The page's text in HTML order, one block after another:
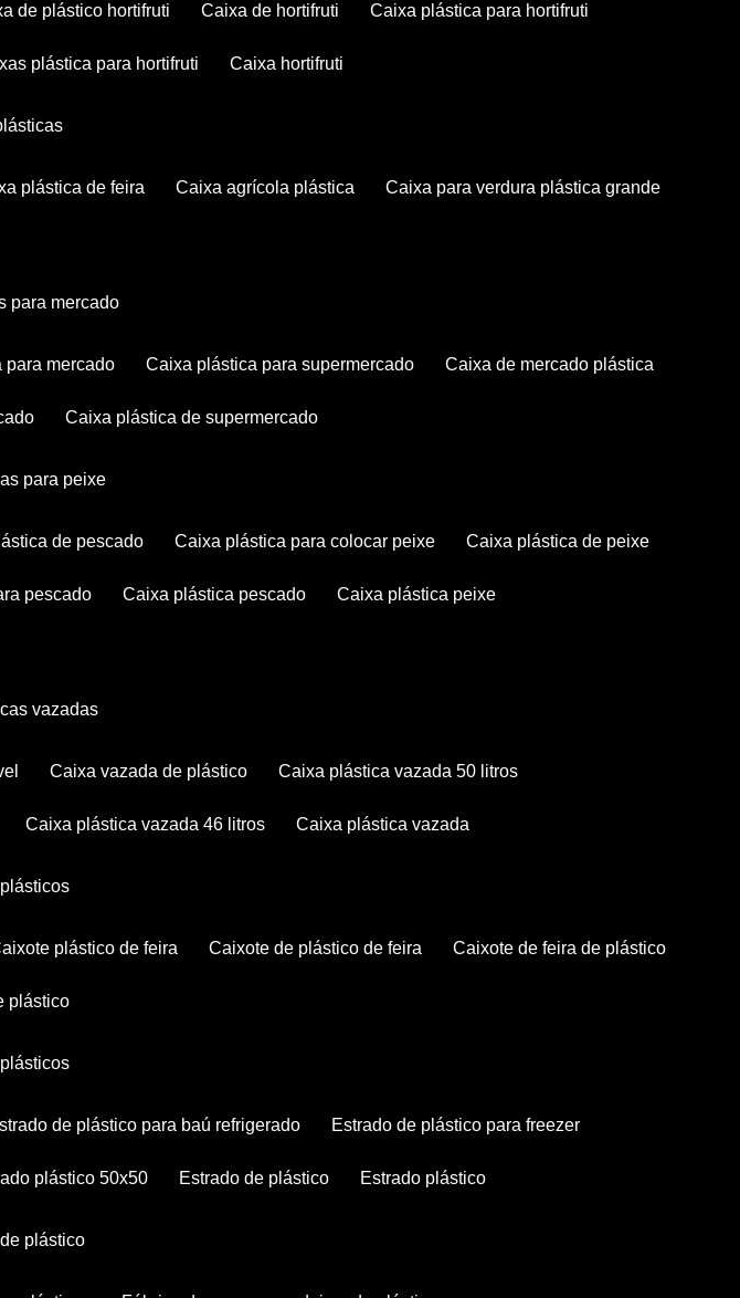
de plástico hortifruti caixa de hortifruti caixa plástica para hortifruti
plástica para hortifruti caixa hortifruti
plástica de feira caixa agrícola plástica caixa para verdura plástica grande
para mercado
para mercado caixa plástica para supermercado caixa de mercado plástica
caixa plástica de supermercado
para peixe
de pescado caixa plástica para colocar peixe caixa plástica de peixe
pescado caixa plástica pescado caixa plástica peixe
vazadas
caixa vazada de plástico caixa plástica vazada 50 litros
caixa plástica vazada 46 litros caixa plástica vazada
plásticos
caixote plástico de feira caixote de plástico de feira caixote de feira de plástico
plástico
plásticos
estrado de plástico para baú refrigerado estrado de plástico para freezer
plástico 50x50 estrado de plástico estrado plástico
plástico